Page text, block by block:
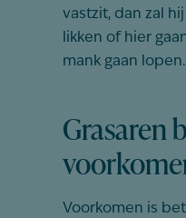
vastzit, dan zal
likken of hier
mank gaan lopen.
Grasaren
Voorkomen is